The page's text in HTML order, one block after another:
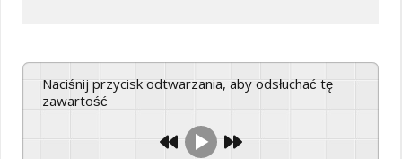
Naciśnij przycisk odtwarzania, aby odsłuchać tę
zawartość